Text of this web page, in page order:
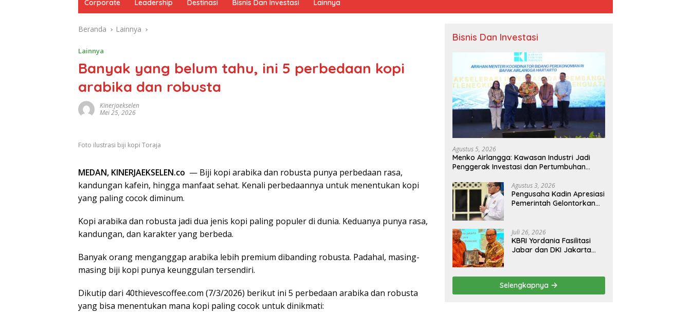
Corporate Leadership Destinasi Bisnis Dan Investasi Lainnya
Beranda Lainnya
Lainnya
Banyak yang belum tahu, ini 5 perbedaan kopi
arabika dan robusta
Kinerjaekselen
Mei 25, 2026
Foto ilustrasi biji kopi Toraja
MEDAN, KINERJAEKSELEN.co — Biji kopi arabika dan robusta punya perbedaan rasa,
kandungan kafein, hingga manfaat sehat. Kenali perbedaannya untuk menentukan kopi
yang paling cocok diminum.
Kopi arabika dan robusta jadi dua jenis kopi paling populer di dunia. Keduanya punya rasa,
kandungan, dan karakter yang berbeda.
Banyak orang menganggap arabika lebih premium dibanding robusta. Padahal, masing-
masing biji kopi punya keunggulan tersendiri.
Dikutip dari 40thievescoffee.com (7/3/2026) berikut ini 5 perbedaan arabika dan robusta
yang bisa menentukan mana kopi paling cocok untuk dinikmati:
Bisnis Dan Investasi
Agustus 5, 2026
Menko Airlangga: Kawasan Industri Jadi
Penggerak Investasi dan Pertumbuhan
Agustus 3, 2026
Pengusaha Kadin Apresiasi
Pemerintah Gelontorkan
Juli 26, 2026
KBRI Yordania Fasilitasi
Jabar dan DKI Jakarta
Internasional
Selengkapnya